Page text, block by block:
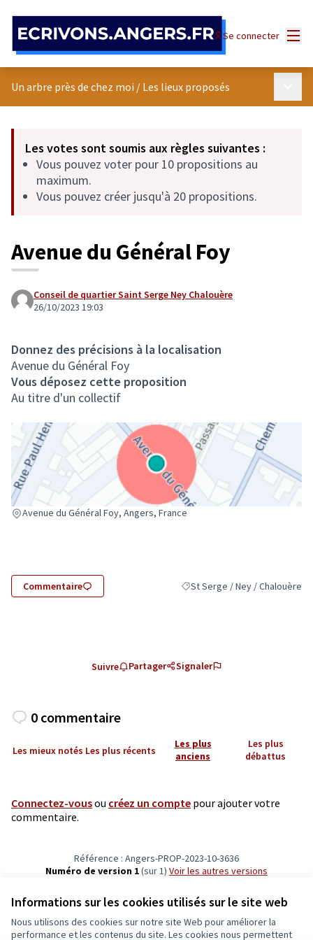
Informations sur les cookies utilisés sur le site web
Nous utilisons des cookies sur notre site Web pour améliorer la
performance et les contenus du site. Les cookies nous permettent
Se connecter
Un arbre près de chez moi / Les lieux proposés
Les votes sont soumis aux règles suivantes :
Vous pouvez voter pour 10 propositions au
maximum.
Vous pouvez créer jusqu'à 20 propositions.
Avenue du Général Foy
Conseil de quartier Saint Serge Ney Chalouère
26/10/2023 19:03
Donnez des précisions à la localisation
Avenue du Général Foy
Vous déposez cette proposition
Au titre d'un collectif
Avenue du Général Foy, Angers, France
(Lien externe)
Commentaire Filtrer les résultats pour le
St Serge / Ney / Chalouère
Suivre Partager Signaler
0 commentaire
Les mieux notés Les plus récents
Les plus
anciens
Les plus
débattus
Connectez-vousou créez un compte pour ajouter votre
commentaire.
Référence : Angers-PROP-2023-10-3636
Numéro de version 1(sur 1)
voir les autres versions
Conditions d'utilisation
Paramètres des cookies